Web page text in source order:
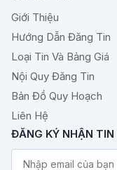
Giới Thiệu
Hướng Dẫn Đăng Tin
Loại Tin Và Bảng Giá
Nội Quy Đăng Tin
Bản Đồ Quy Hoạch
Liên Hệ
ĐĂNG KÝ NHẬN TIN